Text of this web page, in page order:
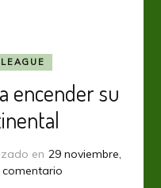
encender su
en 29 noviembre,
comentarioen